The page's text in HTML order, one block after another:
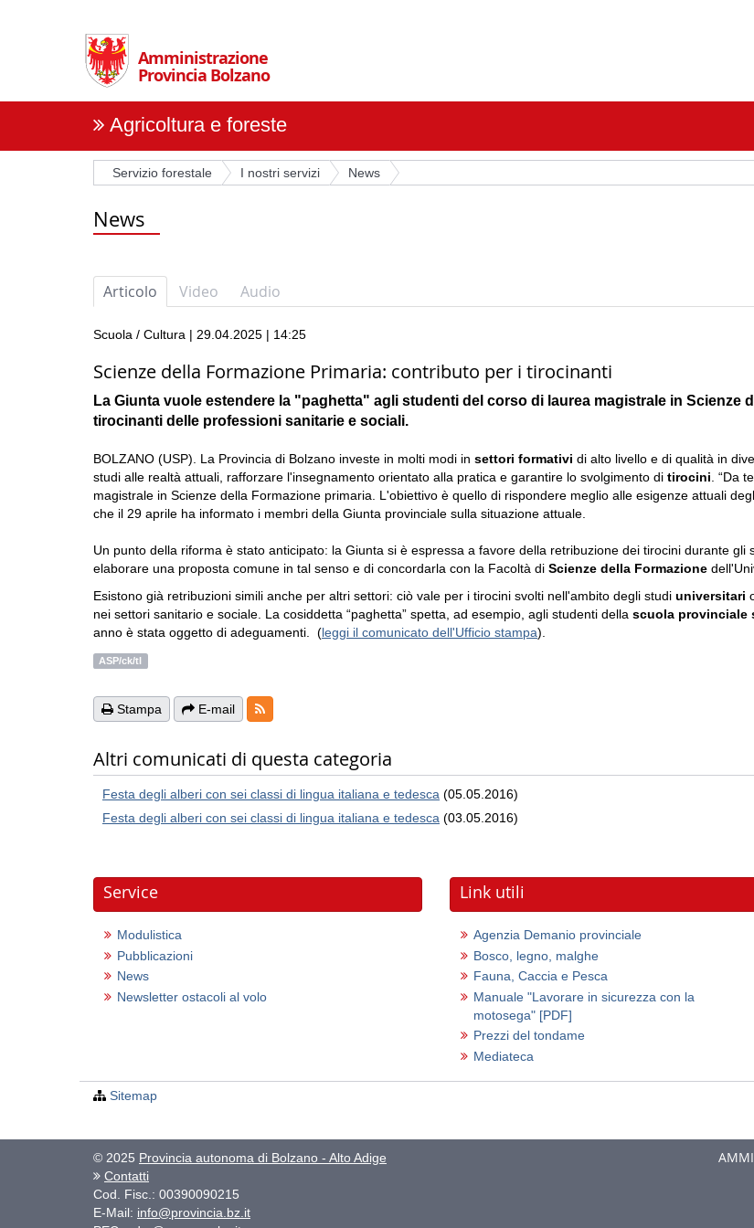
Amministrazione
Provincia Bolzano
Agricoltura e foreste
Servizio forestale I nostri servizi News
News
Articolo Video Audio
Scuola / Cultura | 29.04.2025 | 14:25
Scienze della Formazione Primaria: contributo per i tirocinanti
La Giunta vuole estendere la "paghetta" agli studenti del corso di laurea magistrale in Scienze
tirocinanti delle professioni sanitarie e sociali.
BOLZANO (USP). La Provincia di Bolzano investe in molti modi in settori formativi di alto livello e di qualità in
studi alle realtà attuali, rafforzare l'insegnamento orientato alla pratica e garantire lo svolgimento di tirocini . “Da
magistrale in Scienze della Formazione primaria. L'obiettivo è quello di rispondere meglio alle esigenze attuali
che il 29 aprile ha informato i membri della Giunta provinciale sulla situazione attuale.
Un punto della riforma è stato anticipato: la Giunta si è espressa a favore della retribuzione dei tirocini durante
elaborare una proposta comune in tal senso e di concordarla con la Facoltà di Scienze della Formazione
Esistono già retribuzioni simili anche per altri settori: ciò vale per i tirocini svolti nell'ambito degli studi universitari
nei settori sanitario e sociale. La cosiddetta “paghetta” spetta, ad esempio, agli studenti della scuola provinciale
anno è stata oggetto di adeguamenti. (leggi il comunicato dell'Ufficio stampa).
ASP/ck/tl
Stampa E-mail RSS-Feeds
Altri comunicati di questa categoria
Festa degli alberi con sei classi di lingua italiana e tedesca (05.05.2016)
Festa degli alberi con sei classi di lingua italiana e tedesca (03.05.2016)
Service
Modulistica
Pubblicazioni
News
Newsletter ostacoli al volo
Link utili
Agenzia Demanio provinciale
Bosco, legno, malghe
Fauna, Caccia e Pesca
Manuale "Lavorare in sicurezza con la
motosega" [PDF]
Prezzi del tondame
Mediateca
Sitemap
© 2025 Provincia autonoma di Bolzano - Alto Adige
Contatti
Cod. Fisc.: 00390090215
E-Mail: info@provincia.bz.it